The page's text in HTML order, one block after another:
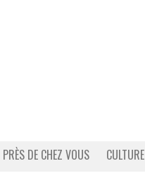
PRÈS DE CHEZ VOUS CULTURE